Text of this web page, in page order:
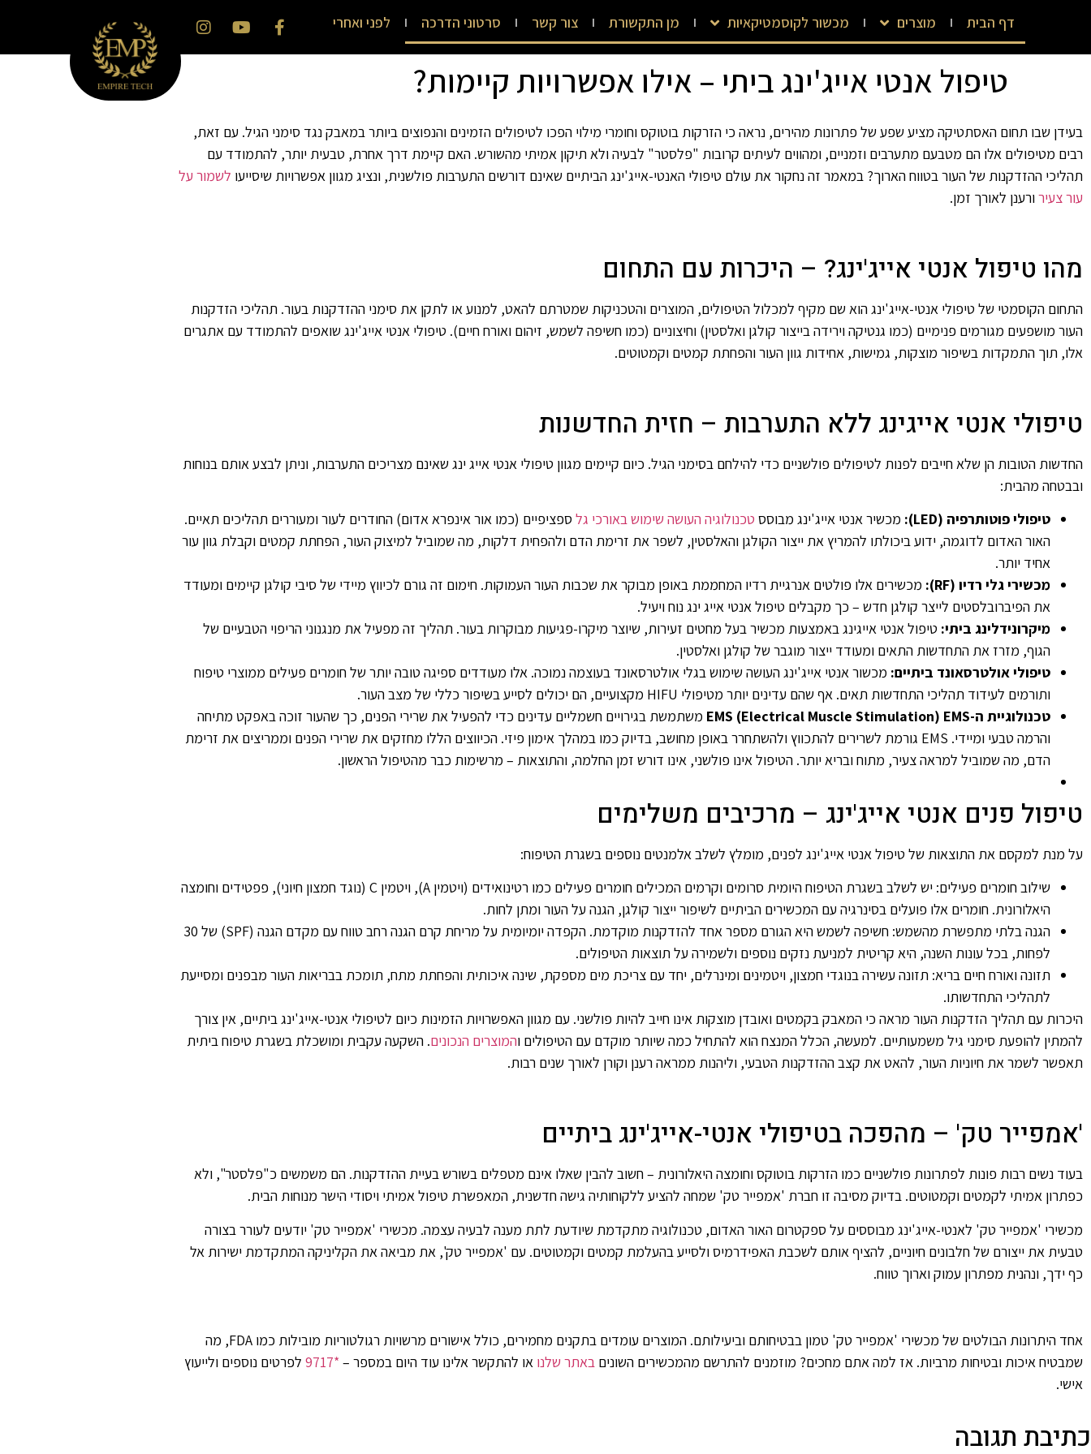
דף הבית מוצרים מכשור לקוסמטיקאיות מן התקשורת צור קשר סרטוני הדרכה לפני ואחרי
טיפול אנטי אייג'ינג ביתי – אילו אפשרויות קיימות?
בעידן שבו תחום האסתטיקה מציע שפע של פתרונות מהירים, נראה כי הזרקות בוטוקס וחומרי מילוי הפכו לטיפולים הזמינים והנפוצים ביותר במאבק נגד סימני הגיל. עם זאת,
רבים מטיפולים אלו הם מטבעם מתערבים וזמניים, ומהווים לעיתים קרובות "פלסטר" לבעיה ולא תיקון אמיתי מהשורש. האם קיימת דרך אחרת, טבעית יותר, להתמודד עם
תהליכי ההזדקנות של העור בטווח הארוך? במאמר זה נחקור את עולם טיפולי האנטי-אייג'ינג הביתיים שאינם דורשים התערבות פולשנית, ונציג מגוון אפשרויות שיסייעו לשמור על
עור צעירורענן לאורך זמן.
מהו טיפול אנטי אייג'ינג? – היכרות עם התחום
התחום הקוסמטי של טיפולי אנטי-אייג'ינג הוא שם מקיף למכלול הטיפולים, המוצרים והטכניקות שמטרתם להאט, למנוע או לתקן את סימני ההזדקנות בעור. תהליכי הזדקנות
העור מושפעים מגורמים פנימיים (כמו גנטיקה וירידה בייצור קולגן ואלסטין) וחיצוניים (כמו חשיפה לשמש, זיהום ואורח חיים). טיפולי אנטי אייג'ינג שואפים להתמודד עם אתגרים
אלו, תוך התמקדות בשיפור מוצקות, גמישות, אחידות גוון העור והפחתת קמטים וקמטוטים.
טיפולי אנטי אייגינג ללא התערבות – חזית החדשנות
החדשות הטובות הן שלא חייבים לפנות לטיפולים פולשניים כדי להילחם בסימני הגיל. כיום קיימים מגוון טיפולי אנטי אייג ינג שאינם מצריכים התערבות, וניתן לבצע אותם בנוחות
ובבטחה מהבית:
טיפולי פוטותרפיה (LED):
מכשיר אנטי אייג'ינג מבוסס טכנולוגיה העושה שימוש באורכי גל ספציפיים (כמו אור אינפרא אדום) החודרים לעור ומעוררים תהליכים תאיים.
האור האדום לדוגמה, ידוע ביכולתו להמריץ את ייצור הקולגן והאלסטין, לשפר את זרימת הדם ולהפחית דלקות, מה שמוביל למיצוק העור, הפחתת קמטים וקבלת גוון עור
אחיד יותר.
מכשירי גלי רדיו (RF):
מכשירים אלו פולטים אנרגיית רדיו המחממת באופן מבוקר את שכבות העור העמוקות. חימום זה גורם לכיווץ מיידי של סיבי קולגן קיימים ומעודד
את הפיברובלסטים לייצר קולגן חדש – כך מקבלים טיפול אנטי אייג ינג נוח ויעיל.
מיקרונידלינג ביתי: טיפול אנטי אייגינג באמצעות מכשיר בעל מחטים זעירות, שיוצר מיקרו-פגיעות מבוקרות בעור. תהליך זה מפעיל את מנגנוני הריפוי הטבעיים של
הגוף, מזרז את התחדשות התאים ומעודד ייצור מוגבר של קולגן ואלסטין.
טיפולי אולטרסאונד ביתיים: מכשור אנטי אייג'ינג העושה שימוש בגלי אולטרסאונד בעוצמה נמוכה. אלו מעודדים ספיגה טובה יותר של חומרים פעילים ממוצרי טיפוח
ותורמים לעידוד תהליכי התחדשות תאים. אף שהם עדינים יותר מטיפולי HIFU מקצועיים, הם יכולים לסייע בשיפור כללי של מצב העור.
טכנולוגיית ה-EMS (Electrical Muscle Stimulation) EMS
משתמשת בגירויים חשמליים עדינים כדי להפעיל את שרירי הפנים, כך שהעור זוכה באפקט מתיחה
והרמה טבעי ומיידי. EMS גורמת לשרירים להתכווץ ולהשתחרר באופן מחושב, בדיוק כמו במהלך אימון פיזי. הכיווצים הללו מחזקים את שרירי הפנים וממריצים את זרימת
הדם, מה שמוביל למראה צעיר, מתוח ובריא יותר. הטיפול אינו פולשני, אינו דורש זמן החלמה, והתוצאות – מרשימות כבר מהטיפול הראשון.
טיפול פנים אנטי אייג'ינג – מרכיבים משלימים
על מנת למקסם את התוצאות של טיפול אנטי אייג'ינג לפנים, מומלץ לשלב אלמנטים נוספים בשגרת הטיפוח:
שילוב חומרים פעילים: יש לשלב בשגרת הטיפוח היומית סרומים וקרמים המכילים חומרים פעילים כמו רטינואידים (ויטמין A), ויטמין C (נוגד חמצון חיוני), פפטידים וחומצה
היאלורונית. חומרים אלו פועלים בסינרגיה עם המכשירים הביתיים לשיפור ייצור קולגן, הגנה על העור ומתן לחות.
הגנה בלתי מתפשרת מהשמש: חשיפה לשמש היא הגורם מספר אחד להזדקנות מוקדמת. הקפדה יומיומית על מריחת קרם הגנה רחב טווח עם מקדם הגנה (SPF) של 30
לפחות, בכל עונות השנה, היא קריטית למניעת נזקים נוספים ולשמירה על תוצאות הטיפולים.
תזונה ואורח חיים בריא: תזונה עשירה בנוגדי חמצון, ויטמינים ומינרלים, יחד עם צריכת מים מספקת, שינה איכותית והפחתת מתח, תומכת בבריאות העור מבפנים ומסייעת
לתהליכי התחדשותו.
היכרות עם תהליך הזדקנות העור מראה כי המאבק בקמטים ואובדן מוצקות אינו חייב להיות פולשני. עם מגוון האפשרויות הזמינות כיום לטיפולי אנטי-אייג'ינג ביתיים, אין צורך
להמתין להופעת סימני גיל משמעותיים. למעשה, הכלל המנצח הוא להתחיל כמה שיותר מוקדם עם הטיפולים והמוצרים הנכונים. השקעה עקבית ומושכלת בשגרת טיפוח ביתית
תאפשר לשמר את חיוניות העור, להאט את קצב ההזדקנות הטבעי, וליהנות ממראה רענן וקורן לאורך שנים רבות.
'אמפייר טק' – מהפכה בטיפולי אנטי-אייג'ינג ביתיים
בעוד נשים רבות פונות לפתרונות פולשניים כמו הזרקות בוטוקס וחומצה היאלורונית – חשוב להבין שאלו אינם מטפלים בשורש בעיית ההזדקנות. הם משמשים כ"פלסטר", ולא
כפתרון אמיתי לקמטים וקמטוטים. בדיוק מסיבה זו חברת 'אמפייר טק' שמחה להציע ללקוחותיה גישה חדשנית, המאפשרת טיפול אמיתי ויסודי הישר מנוחות הבית.
מכשירי 'אמפייר טק' לאנטי-אייג'ינג מבוססים על ספקטרום האור האדום, טכנולוגיה מתקדמת שיודעת לתת מענה לבעיה עצמה. מכשירי 'אמפייר טק' יודעים לעורר בצורה
טבעית את ייצורם של חלבונים חיוניים, להציף אותם לשכבת האפידרמיס ולסייע בהעלמת קמטים וקמטוטים. עם 'אמפייר טק', את מביאה את הקליניקה המתקדמת ישירות אל
כף ידך, ונהנית מפתרון עמוק וארוך טווח.
אחד היתרונות הבולטים של מכשירי 'אמפייר טק' טמון בבטיחותם וביעילותם. המוצרים עומדים בתקנים מחמירים, כולל אישורים מרשויות רגולטוריות מובילות כמו FDA, מה
שמבטיח איכות ובטיחות מרביות. אז למה אתם מחכים? מוזמנים להתרשם מהמכשירים השונים באתר שלנו או להתקשר אלינו עוד היום במספר – *9717
לפרטים נוספים ולייעוץ
אישי.
כתיבת תגובה